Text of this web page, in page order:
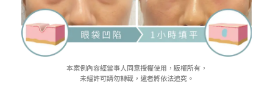
本案例內容經當事人同意授權使用，版權所有，
未經許可請勿轉載，違者將依法追究。